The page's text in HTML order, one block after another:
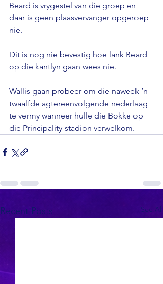
Beard is vrygestel van die groep en
daar is geen plaasvervanger opgeroep
nie.
Dit is nog nie bevestig hoe lank Beard
op die kantlyn gaan wees nie.
Wallis gaan probeer om die naweek ‘n
twaalfde agtereenvolgende nederlaag
te vermy wanneer hulle die Bokke op
die Principality-stadion verwelkom.
Recent Posts See All